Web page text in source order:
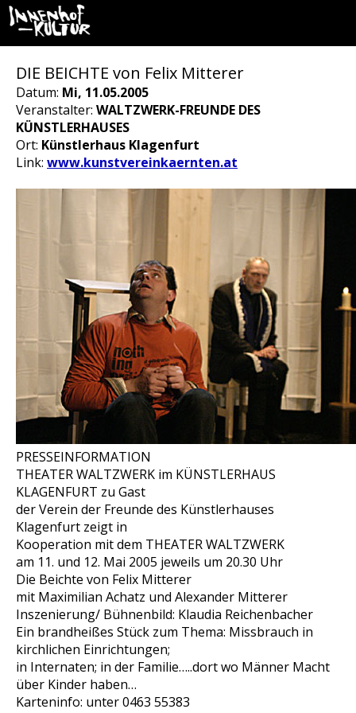
DIE BEICHTE von Felix Mitterer
Datum: Mi, 11.05.2005
Veranstalter: WALTZWERK-FREUNDE DES
KÜNSTLERHAUSES
Ort: Künstlerhaus Klagenfurt
Link: www.kunstvereinkaernten.at
PRESSEINFORMATION
THEATER WALTZWERK im KÜNSTLERHAUS
KLAGENFURT zu Gast
der Verein der Freunde des Künstlerhauses
Klagenfurt zeigt in
Kooperation mit dem THEATER WALTZWERK
am 11. und 12. Mai 2005 jeweils um 20.30 Uhr
Die Beichte von Felix Mitterer
mit Maximilian Achatz und Alexander Mitterer
Inszenierung/ Bühnenbild: Klaudia Reichenbacher
Ein brandheißes Stück zum Thema: Missbrauch in
kirchlichen Einrichtungen;
in Internaten; in der Familie…..dort wo Männer Macht
über Kinder haben…
Karteninfo: unter 0463 55383